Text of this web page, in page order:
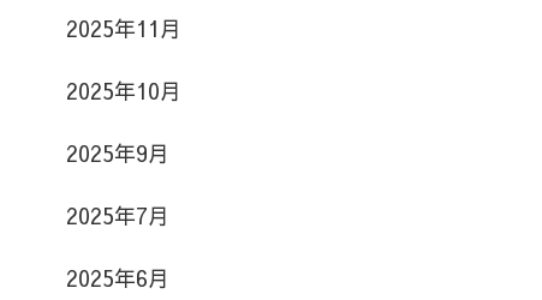
2025年11月
2025年10月
2025年9月
2025年7月
2025年6月